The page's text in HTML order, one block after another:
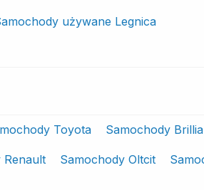
używane Legnica
Toyota Samochody
Renault Samochody Oltcit